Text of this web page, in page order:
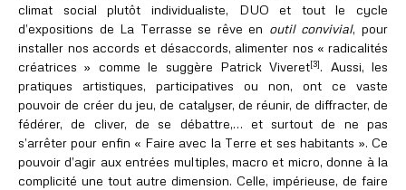
climat social plutôt individualiste, DUO et tout le cycle
d’expositions de La Terrasse se rêve en outil convivial, pour
installer nos accords et désaccords, alimenter nos « radicalités
créatrices » comme le suggère Patrick Viveret[3]. Aussi, les
pratiques artistiques, participatives ou non, ont ce vaste
pouvoir de créer du jeu, de catalyser, de réunir, de diffracter, de
fédérer, de cliver, de se débattre,… et surtout de ne pas
s’arrêter pour enfin « Faire avec la Terre et ses habitants ». Ce
pouvoir d’agir aux entrées multiples, macro et micro, donne à la
complicité une tout autre dimension. Celle, impérieuse, de faire